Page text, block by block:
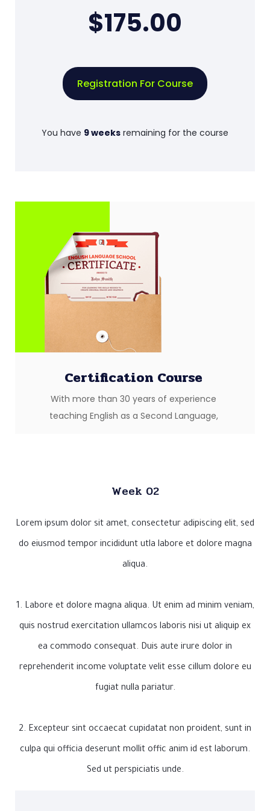
$175.00
Registration For Course
You have 9 weeks remaining for the course
Certification Course
With more than 30 years of experience
teaching English as a Second Language,
Week 02
Lorem ipsum dolor sit amet, consectetur adipiscing elit, sed
do eiusmod tempor incididunt utla labore et dolore magna
aliqua.
1. Labore et dolore magna aliqua. Ut enim ad minim veniam,
quis nostrud exercitation ullamcos laboris nisi ut aliquip ex
ea commodo consequat. Duis aute irure dolor in
reprehenderit income voluptate velit esse cillum dolore eu
fugiat nulla pariatur.
2. Excepteur sint occaecat cupidatat non proident, sunt in
culpa qui officia deserunt mollit offic anim id est laborum.
Sed ut perspiciatis unde.